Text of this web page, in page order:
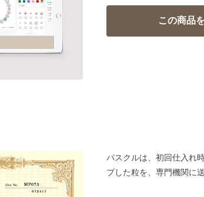
パスクルは、初回仕入れ
プした粒を、専門機関に